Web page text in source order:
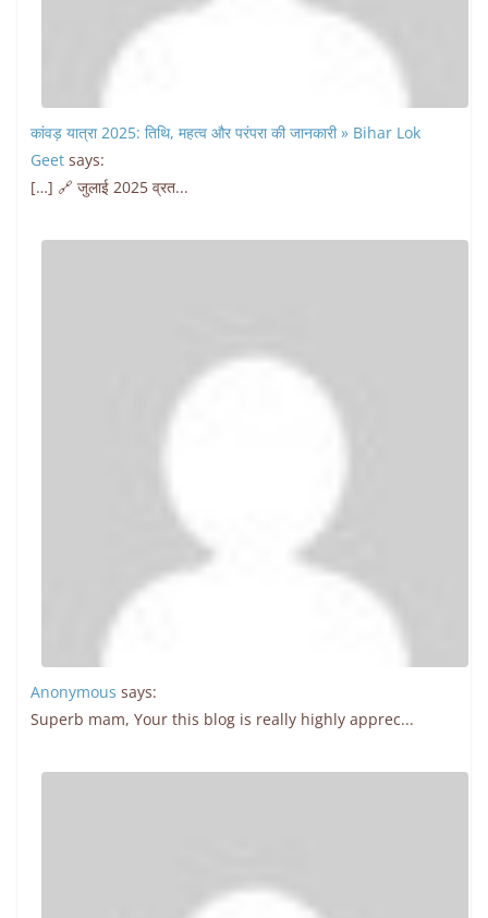
कांवड़ यात्रा 2025: तिथि, महत्व और परंपरा की जानकारी » Bihar Lok
Geet says:
[…] 🔗 जुलाई 2025 व्रत...
Anonymous says:
Superb mam, Your this blog is really highly apprec...